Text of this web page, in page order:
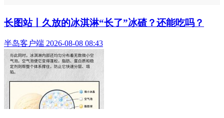
长图站丨久放的冰淇淋“长了”冰碴？还能吃吗？
半岛客户端 2026-08-08 08:43